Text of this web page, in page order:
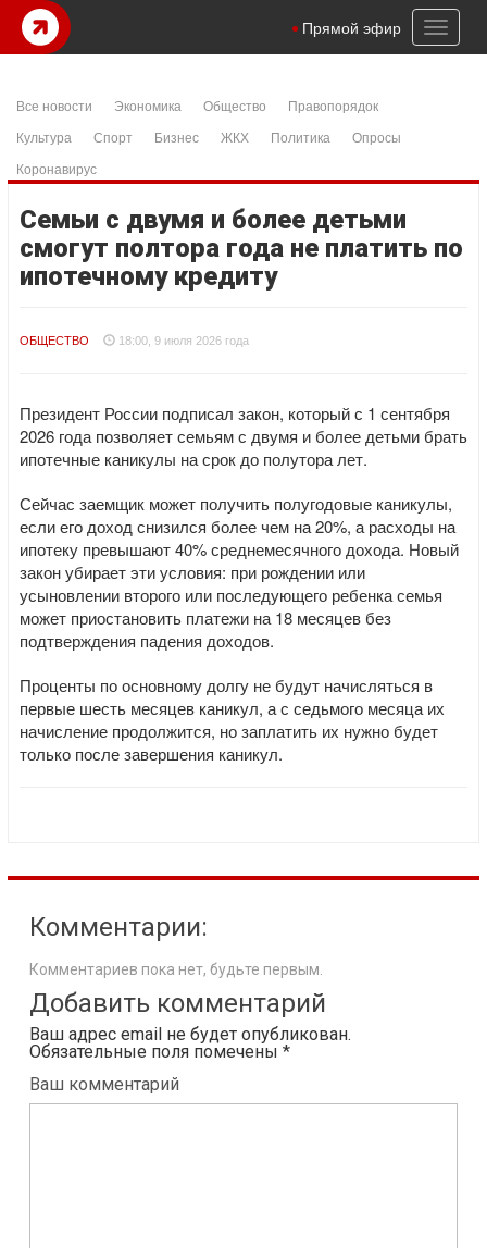
Toggle
Прямой эфир
Все новости Экономика Общество
Правопорядок
Культура
Спорт Бизнес ЖКХ Политика
Опросы
Коронавирус
Семьи с двумя и более детьми
смогут полтора года не платить по
ипотечному кредиту
ОБЩЕСТВО 18:00, 9 июля 2026 года
Президент России подписал закон, который с 1 сентября
2026 года позволяет семьям с двумя и более детьми брать
ипотечные каникулы на срок до полутора лет.
Сейчас заемщик может получить полугодовые каникулы,
если его доход снизился более чем на 20%, а расходы на
ипотеку превышают 40% среднемесячного дохода. Новый
закон убирает эти условия: при рождении или
усыновлении второго или последующего ребенка семья
может приостановить платежи на 18 месяцев без
подтверждения падения доходов.
Проценты по основному долгу не будут начисляться в
первые шесть месяцев каникул, а с седьмого месяца их
начисление продолжится, но заплатить их нужно будет
только после завершения каникул.
Комментарии:
Комментариев пока нет, будьте первым.
Добавить комментарий
Ваш адрес email не будет опубликован.
Обязательные поля помечены *
Ваш комментарий